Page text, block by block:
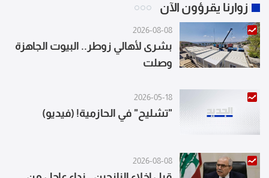
زوارنا يقرؤون الآن
2026-08-08
بشرى لأهالي زوطر.. البيوت الجاهزة
وصلت
2026-05-18
"تشليح" في الحازمية! (فيديو)
2026-08-08